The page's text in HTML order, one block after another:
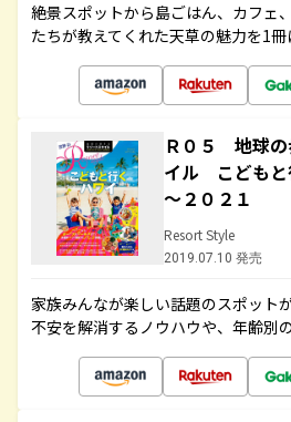
絶景スポットから島ごはん、カフェ
たちが教えてくれた天草の魅力を1冊
Ｒ０５ 地球
イル こども
～２０２１
Resort Style
2019.07.10 発売
家族みんなが楽しい話題のスポット
不安を解消するノウハウや、年齢別